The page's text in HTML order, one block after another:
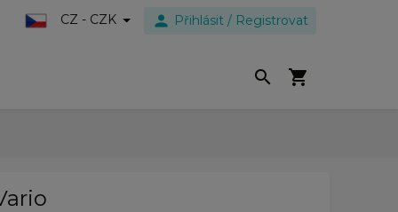
CZ - CZK person Přihlásit / Registrovat
search shopping_cart